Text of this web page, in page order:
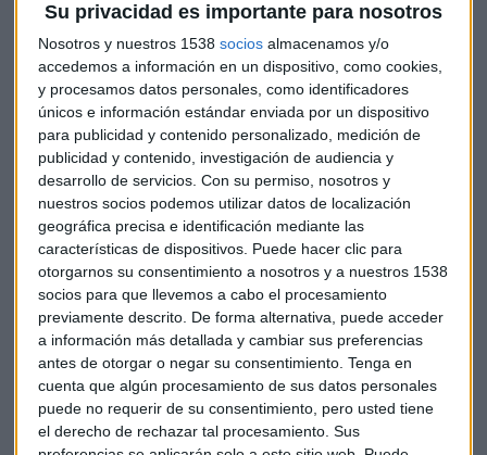
Su privacidad es importante para nosotros
Nosotros y nuestros 1538 socios almacenamos y/o
accedemos a información en un dispositivo, como cookies,
y procesamos datos personales, como identificadores
únicos e información estándar enviada por un dispositivo
para publicidad y contenido personalizado, medición de
publicidad y contenido, investigación de audiencia y
desarrollo de servicios. Con su permiso, nosotros y
nuestros socios podemos utilizar datos de localización
geográfica precisa e identificación mediante las
características de dispositivos. Puede hacer clic para
otorgarnos su consentimiento a nosotros y a nuestros 1538
socios para que llevemos a cabo el procesamiento
previamente descrito. De forma alternativa, puede acceder
a información más detallada y cambiar sus preferencias
antes de otorgar o negar su consentimiento. Tenga en
cuenta que algún procesamiento de sus datos personales
puede no requerir de su consentimiento, pero usted tiene
el derecho de rechazar tal procesamiento. Sus
Corea del Surcontinúan las disensiones tras la
destitución el viernes de la presidenta del país,Park Geun-
hye, que ha asegurado que es inocente y que no ha
cometido ninguna irregularidad. De momento el nuevo
encargado del ejecutivo pide a la mayoría de los miembros
del gobierno que se mantengan en sus puestos laborales,
para mantener un mínimo de gobierno hasta que, en el
plazo de dos meses, se convoquen nuevas elecciones.
En clave empresarial, protagonistasHSBCy Toshiba. El
primero porque cambia de presidente. Por primera vez en
150 añosnombran como máximo responsable a una
persona que no procede directamente de la entidad.
Mark Tucker, que hasta ahora era consejero de AIA, será el
nuevo presidente de la entidad, y entre sus tareas estará